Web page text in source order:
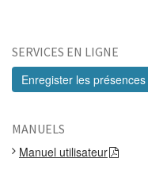
SERVICES EN LIGNE
Enregister les présences
MANUELS
Manuel utilisateur